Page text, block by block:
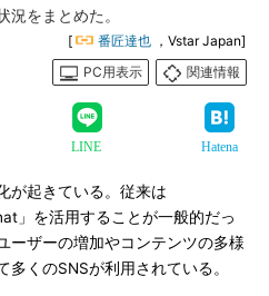
況をまとめた。
[ 番匠達也 ，Vstar Japan]
PC用表示
関連情報
LINE Hatena
が起きている。従来は
」を活用することが一般的だっ
ーザーの増加やコンテンツの多様
くのSNSが利用されている。